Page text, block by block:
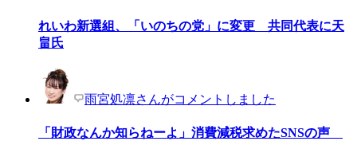
れいわ新選組、「いのちの党」に変更 共同代表に天
畠氏
雨宮処凛さんがコメントしました
「財政なんか知らねーよ」消費減税求めたSNSの声